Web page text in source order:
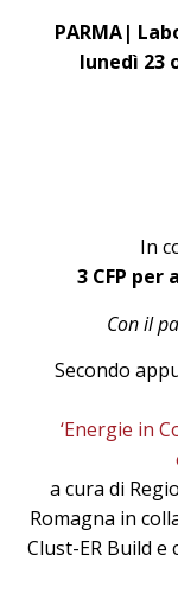
PARMA|
lunedì 23
In
3 CFP
Con il
Secondo
‘Energie in
a cura di
Romagna in
Clust-ER Build e